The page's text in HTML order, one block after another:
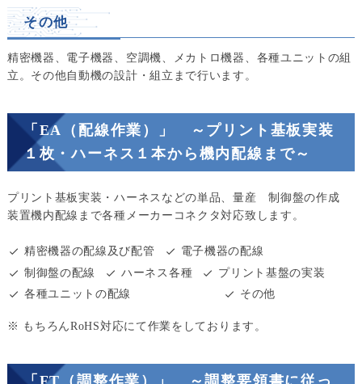
その他
精密機器、電子機器、空調機、メカトロ機器、各種ユニットの組
立。その他自動機の設計・組立まで行います。
「EA（配線作業）」 ～プリント基板実装
１枚・ハーネス１本から機内配線まで～
プリント基板実装・ハーネスなどの単品、量産 制御盤の作成
装置機内配線まで各種メーカーコネクタ対応致します。
精密機器の配線及び配管
電子機器の配線
制御盤の配線
ハーネス各種
プリント基盤の実装
各種ユニットの配線
その他
※ もちろんRoHS対応にて作業をしております。